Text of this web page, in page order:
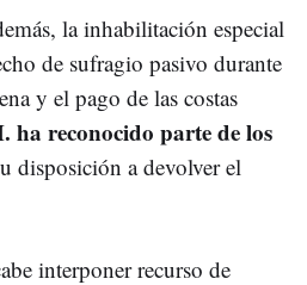
la inhabilitación especial
de sufragio pasivo durante
y el pago de las costas
ha reconocido parte de los
disposición a devolver el
interponer recurso de